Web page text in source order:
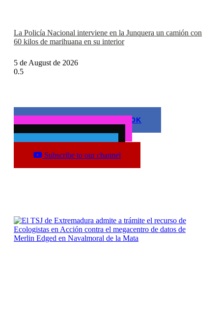
La Policía Nacional interviene en la Junquera un camión con
60 kilos de marihuana en su interior
5 de August de 2026
FOLLOW US ON FACEBOOK
Subscribe to our channel